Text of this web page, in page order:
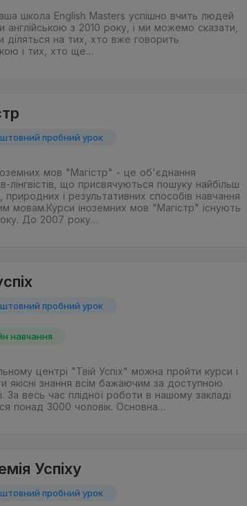
школа English Masters успішно вчить людей
англійською з 2010 року, і ми можемо сказати,
на тих, хто вже говорить
і тих, хто ще…
пробний урок
мов "Магістр" - це об'єднання
лінгвістів, що присвячуються пошуку найбільш
природних і результативних способів навчання
мовам.Курси іноземних мов "Магістр" існують
До 2007 року…
пробний урок
навчання
центрі "Твій Успіх" можна пройти курси і
якісні знання всім бажаючим за доступною
За весь час плідної роботи в нашому закладі
понад 3000 чоловік. Основна…
Успiху
пробний урок